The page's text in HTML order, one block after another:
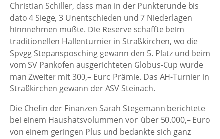
Christian Schiller, dass man in der Punkterunde bis
dato 4 Siege, 3 Unentschieden und 7 Niederlagen
hinnnehmen mußte. Die Reserve schaffte beim
traditionellen Hallenturnier in Straßkirchen, wo die
Spvgg Stepansposching gewann den 5. Platz und beim
vom SV Pankofen ausgerichteten Globus-Cup wurde
man Zweiter mit 300,– Euro Prämie. Das AH-Turnier in
Straßkirchen gewann der ASV Steinach.
Die Chefin der Finanzen Sarah Stegemann berichtete
bei einem Haushatsvolummen von über 50.000,– Euro
von einem geringen Plus und bedankte sich ganz